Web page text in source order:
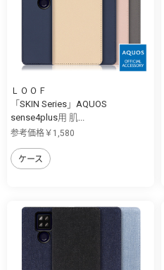
ＬＯＯＦ
「SKIN Series」AQUOS
sense4plus用 肌...
参考価格￥1,580
ケース